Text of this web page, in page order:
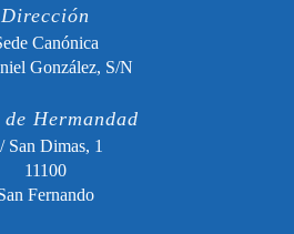
Dirección
Canónica
González, S/N
de Hermandad
San Dimas, 1
11100
Fernando